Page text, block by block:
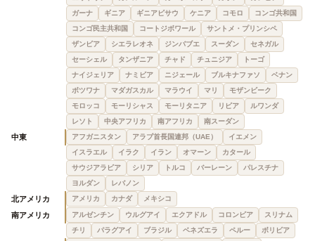
ガーナ
ギニア ギニアビサウ ケニア コモロ
コンゴ共和国
コンゴ民主共和国
コートジボワール
サントメ・プリンシペ
ザンビア
シエラレオネ ジンバブエ スーダン
セネガル
セーシェル
タンザニア チャド チュニジア
トーゴ
ナイジェリア
ナミビア ニジェール ブルキナファソ
ベナン
ボツワナ
マダガスカル マラウイ マリ
モザンビーク
モロッコ
モーリシャス モーリタニア リビア
ルワンダ
レソト
中央アフリカ 南アフリカ 南スーダン
中東 アフガニスタン アラブ首長国連邦（UAE）
イエメン
イスラエル
イラク イラン オマーン
カタール
サウジアラビア
シリア トルコ バーレーン
パレスチナ
ヨルダン
レバノン
北アメリカ アメリカ カナダ メキシコ
南アメリカ アルゼンチン ウルグアイ エクアドル コロンビア
スリナム
チリ
パラグアイ ブラジル ベネズエラ ペルー ボリビア